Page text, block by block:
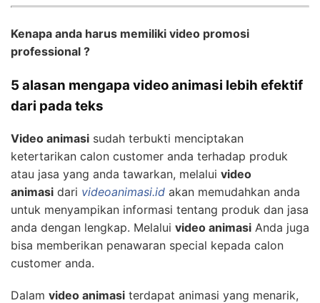
Kenapa anda harus memiliki video promosi
professional ?
5 alasan mengapa video animasi lebih efektif
dari pada teks
Video animasi sudah terbukti menciptakan
ketertarikan calon customer anda terhadap produk
atau jasa yang anda tawarkan, melalui video
animasi dari videoanimasi.id akan memudahkan anda
untuk menyampikan informasi tentang produk dan jasa
anda dengan lengkap. Melalui video animasi Anda juga
bisa memberikan penawaran special kepada calon
customer anda.
Dalam video animasi terdapat animasi yang menarik,